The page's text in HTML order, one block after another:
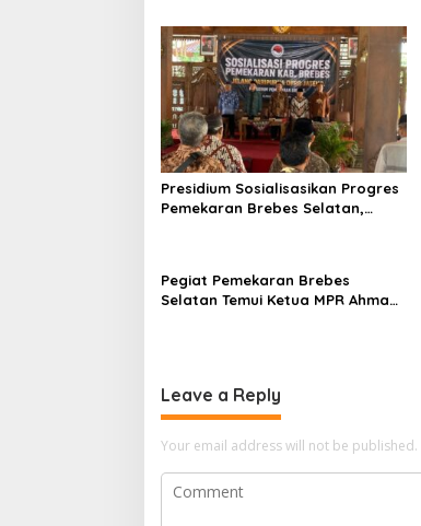
Hektare
Presidium Sosialisasikan Progres
Pemekaran Brebes Selatan,
Pegiat Pemekaran Brebes
Selatan Temui Ketua MPR Ahmad
Leave a Reply
Your email address will not be published.